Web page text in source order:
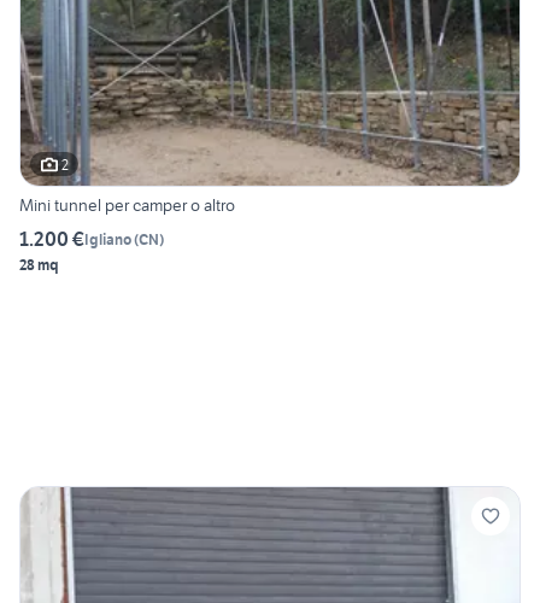
2
Mini tunnel per camper o altro
1.200 €Igliano(CN)
28 mq